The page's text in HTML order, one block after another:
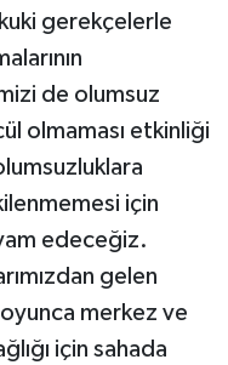
gerekçelerle
de olumsuz
olmaması etkinliği
için
edeceğiz.
gelen
merkez ve
için sahada